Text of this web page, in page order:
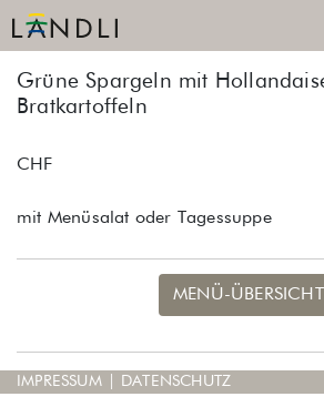
Skip
to
Grüne Spargeln mit
Bratkartoffeln
CHF
mit Menüsalat oder Tagessuppe
MENÜ-ÜBERSICHT
IMPRESSUM DATENSCHUTZ